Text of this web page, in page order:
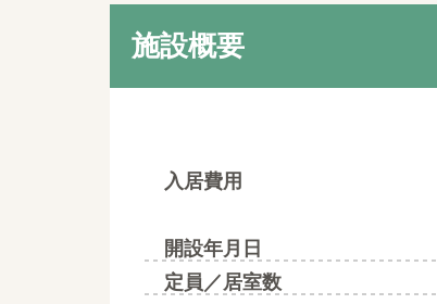
施設概要
入居費用
開設年月日
定員／居室数